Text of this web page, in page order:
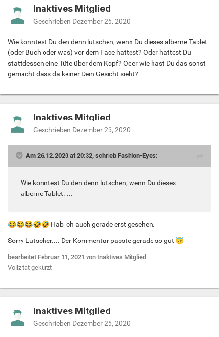
Inaktives Mitglied
Geschrieben Dezember 26, 2020
Wie konntest Du den denn lutschen, wenn Du dieses alberne Tablet
(oder Buch oder was) vor dem Face hattest? Oder hattest Du
stattdessen eine Tüte über dem Kopf? Oder wie hast Du das sonst
gemacht dass da keiner Dein Gesicht sieht?
Inaktives Mitglied
Geschrieben Dezember 26, 2020
Am 26.12.2020 at 20:32, schrieb Fashion-Eyes:
Wie konntest Du den denn lutschen, wenn Du dieses
alberne Tablet.....
😂😂😂🤣🤣 Hab ich auch gerade erst gesehen.
Sorry Lutscher.... Der Kommentar passte gerade so gut 😇
bearbeitet Februar 11, 2021 von Inaktives Mitglied
Vollzitat gekürzt
Inaktives Mitglied
Geschrieben Dezember 26, 2020